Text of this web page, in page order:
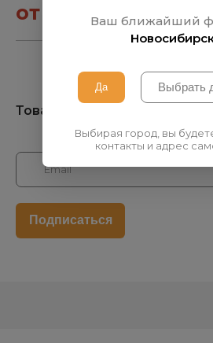
от 68₽
Товара нет на складе,
Ваш ближайший
Выбирая город, вы
контакты и адрес